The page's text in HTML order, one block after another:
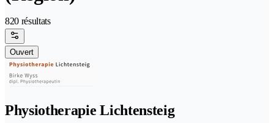
820 résultats
Ouvert
Physiotherapie Lichtensteig